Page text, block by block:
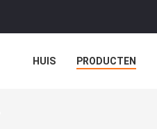
HUIS PRODUCTEN